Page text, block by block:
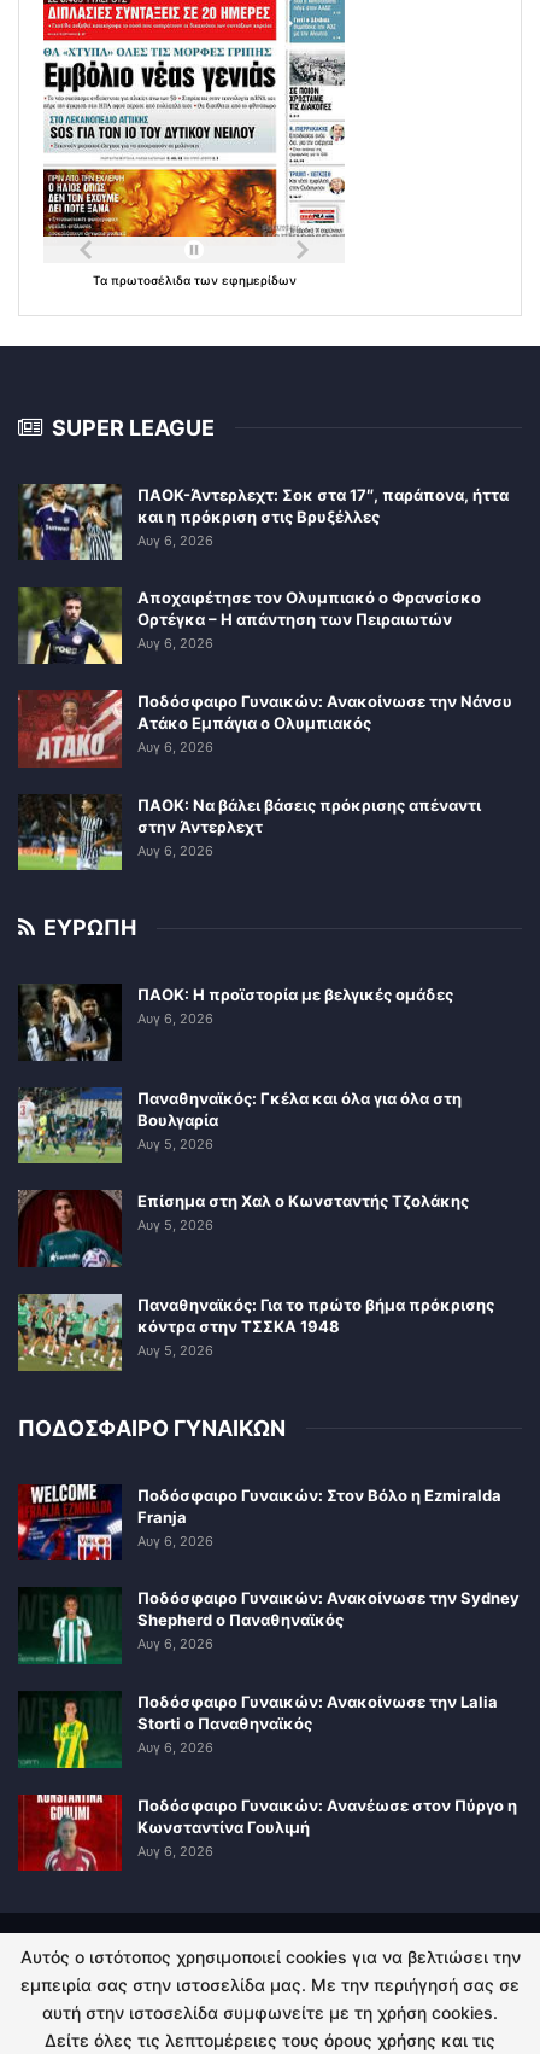
Τα πρωτοσέλιδα των εφημερίδων
SUPER LEAGUE
ΠΑΟΚ-Άντερλεχτ: Σοκ στα 17″, παράπονα, ήττα
και η πρόκριση στις Βρυξέλλες
Αυγ 6, 2026
Αποχαιρέτησε τον Ολυμπιακό ο Φρανσίσκο
Ορτέγκα – Η απάντηση των Πειραιωτών
Αυγ 6, 2026
Ποδόσφαιρο Γυναικών: Ανακοίνωσε την Νάνσυ
Ατάκο Εμπάγια ο Ολυμπιακός
Αυγ 6, 2026
ΠΑΟΚ: Να βάλει βάσεις πρόκρισης απέναντι
στην Άντερλεχτ
Αυγ 6, 2026
ΕΥΡΩΠΗ
ΠΑΟΚ: Η προϊστορία με βελγικές ομάδες
Αυγ 6, 2026
Παναθηναϊκός: Γκέλα και όλα για όλα στη
Βουλγαρία
Αυγ 5, 2026
Επίσημα στη Χαλ ο Κωνσταντής Τζολάκης
Αυγ 5, 2026
Παναθηναϊκός: Για το πρώτο βήμα πρόκρισης
κόντρα στην ΤΣΣΚΑ 1948
Αυγ 5, 2026
ΠΟΔΟΣΦΑΙΡΟ ΓΥΝΑΙΚΩΝ
Ποδόσφαιρο Γυναικών: Στον Βόλο η Ezmiralda
Franja
Αυγ 6, 2026
Ποδόσφαιρο Γυναικών: Ανακοίνωσε την Sydney
Shepherd ο Παναθηναϊκός
Αυγ 6, 2026
Ποδόσφαιρο Γυναικών: Ανακοίνωσε την Lalia
Storti ο Παναθηναϊκός
Αυγ 6, 2026
Ποδόσφαιρο Γυναικών: Ανανέωσε στον Πύργο η
Κωνσταντίνα Γουλιμή
Αυγ 6, 2026
ΠΟΛΙΤΙΚΗ ΑΠΟΡΡΗΤΟΥ ΕΠΙΚΟΙΝΩΝΙΑ
© 2026 - Kingsport.gr. All Rights Reserved.
Αυτός ο ιστότοπος χρησιμοποιεί cookies για να βελτιώσει την
εμπειρία σας στην ιστοσελίδα μας. Με την περιήγησή σας σε
αυτή στην ιστοσελίδα συμφωνείτε με τη χρήση cookies.
Δείτε όλες τις λεπτομέρειες τους όρους χρήσης και τις